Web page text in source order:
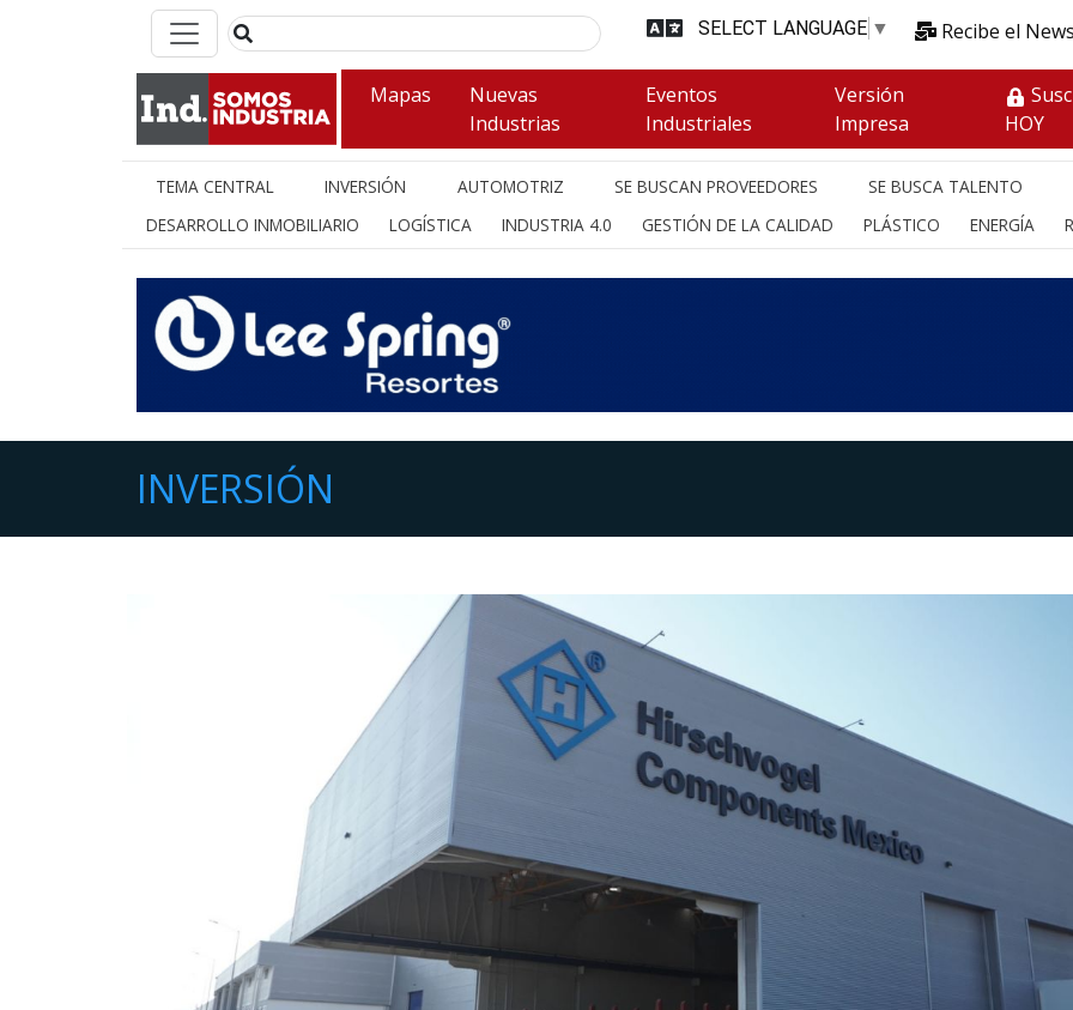
SELECT LANGUAGE ▼ Recibe el
Mapas
Nuevas
Industrias
Eventos
Industriales
Versión
Impresa
HOY
TEMA CENTRAL INVERSIÓN AUTOMOTRIZ SE BUSCAN PROVEEDORES
SE BUSCA TALENTO
DESARROLLO INMOBILIARIO
LOGÍSTICA INDUSTRIA 4.0 GESTIÓN DE LA CALIDAD PLÁSTICO ENERGÍA
INVERSIÓN